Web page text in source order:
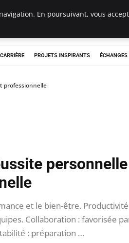
PROJETS INSPIRANTS
professionnelle
et le bien-être.
Collaboration : favorisée
: préparation …
En poursuivant, vous